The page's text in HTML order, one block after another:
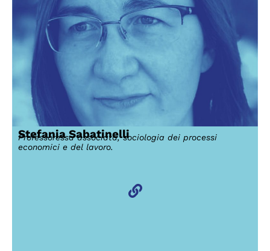
Stefania Sabatinelli
Professoressa associata, sociologia dei processi
economici e del lavoro.